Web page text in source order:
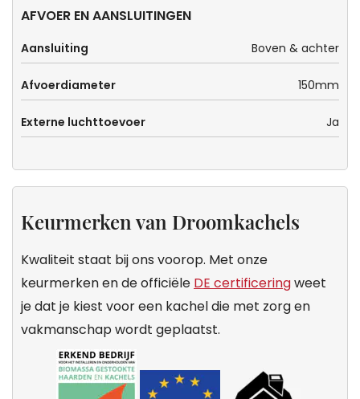
AFVOER EN AANSLUITINGEN
Aansluiting Boven & achter
Afvoerdiameter 150mm
Externe luchttoevoer Ja
Keurmerken van Droomkachels
Kwaliteit staat bij ons voorop. Met onze
keurmerken en de officiële DE certificeringweet
je dat je kiest voor een kachel die met zorg en
vakmanschap wordt geplaatst.